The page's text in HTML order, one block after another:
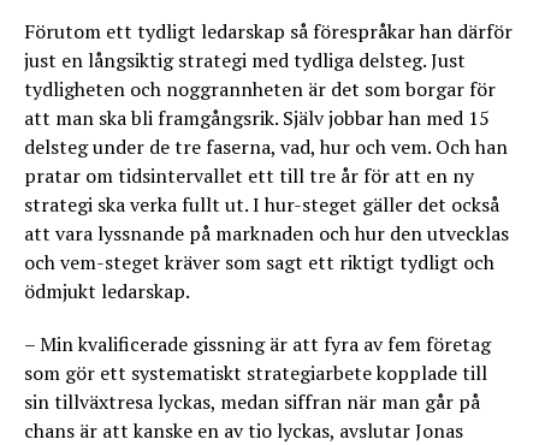
Förutom ett tydligt ledarskap så förespråkar han därför
just en långsiktig strategi med tydliga delsteg. Just
tydligheten och noggrannheten är det som borgar för
att man ska bli framgångsrik. Själv jobbar han med 15
delsteg under de tre faserna, vad, hur och vem. Och han
pratar om tidsintervallet ett till tre år för att en ny
strategi ska verka fullt ut. I hur-steget gäller det också
att vara lyssnande på marknaden och hur den utvecklas
och vem-steget kräver som sagt ett riktigt tydligt och
ödmjukt ledarskap.
– Min kvalificerade gissning är att fyra av fem företag
som gör ett systematiskt strategiarbete kopplade till
sin tillväxtresa lyckas, medan siffran när man går på
chans är att kanske en av tio lyckas, avslutar Jonas